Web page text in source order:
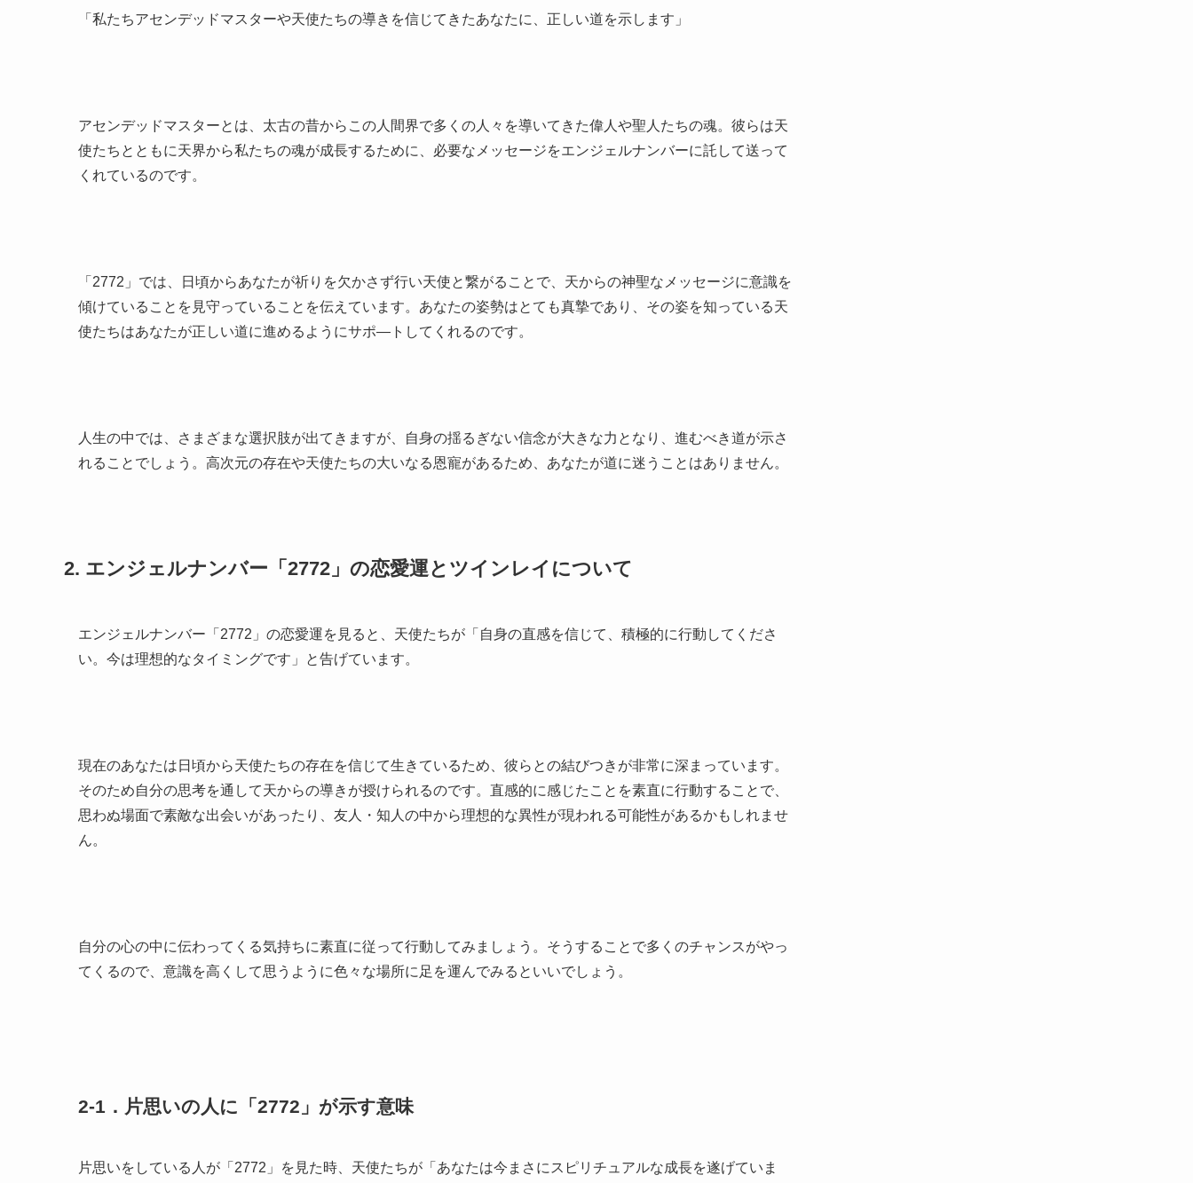
「私たちアセンデッドマスターや天使たちの導きを信じてきたあなたに、正しい道を示します」
アセンデッドマスターとは、太古の昔からこの人間界で多くの人々を導いてきた偉人や聖人たちの魂。彼らは天
使たちとともに天界から私たちの魂が成長するために、必要なメッセージをエンジェルナンバーに託して送って
くれているのです。
「2772」では、日頃からあなたが祈りを欠かさず行い天使と繋がることで、天からの神聖なメッセージに意識を
傾けていることを見守っていることを伝えています。あなたの姿勢はとても真摯であり、その姿を知っている天
使たちはあなたが正しい道に進めるようにサポ―トしてくれるのです。
人生の中では、さまざまな選択肢が出てきますが、自身の揺るぎない信念が大きな力となり、進むべき道が示さ
れることでしょう。高次元の存在や天使たちの大いなる恩寵があるため、あなたが道に迷うことはありません。
2. エンジェルナンバー「2772」の恋愛運とツインレイについて
エンジェルナンバー「2772」の恋愛運を見ると、天使たちが「自身の直感を信じて、積極的に行動してくださ
い。今は理想的なタイミングです」と告げています。
現在のあなたは日頃から天使たちの存在を信じて生きているため、彼らとの結びつきが非常に深まっています。
そのため自分の思考を通して天からの導きが授けられるのです。直感的に感じたことを素直に行動することで、
思わぬ場面で素敵な出会いがあったり、友人・知人の中から理想的な異性が現われる可能性があるかもしれませ
ん。
自分の心の中に伝わってくる気持ちに素直に従って行動してみましょう。そうすることで多くのチャンスがやっ
てくるので、意識を高くして思うように色々な場所に足を運んでみるといいでしょう。
2-1．片思いの人に「2772」が示す意味
片思いをしている人が「2772」を見た時、天使たちが「あなたは今まさにスピリチュアルな成長を遂げていま